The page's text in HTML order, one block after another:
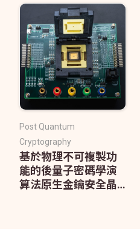
Post Quantum
Cryptography
基於物理不可複製功
能的後量子密碼學演
算法原生金鑰安全晶